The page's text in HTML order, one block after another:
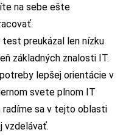
na sebe ešte
test preukázal len nízku
základných znalosti IT.
lepšej orientácie v
svete plnom IT
radíme sa v tejto oblasti
vzdelávať.